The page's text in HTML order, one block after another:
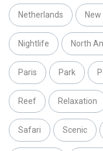
Netherlands
Nightlife North
Paris Park
Reef Relaxation
Safari Scenic